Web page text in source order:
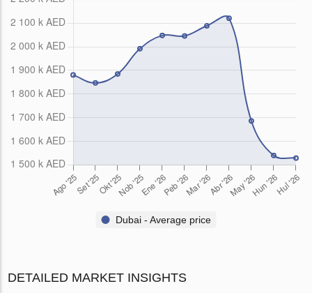
Dubai - Average price
DETAILED MARKET INSIGHTS